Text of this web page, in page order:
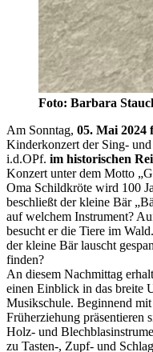
Foto: Barbara
Am Sonntag, 05. Mai 2024
Kinderkonzert der Sing-
i.d.OPf. im historischen
Konzert unter dem Motto
Oma Schildkröte wird 100
beschließt der kleine Bär
auf welchem Instrument?
besucht er die Tiere im
der kleine Bär lauscht
finden?
An diesem Nachmittag
einen Einblick in das breite
Musikschule. Beginnend
Früherziehung präsentieren
Holz- und
zu Tasten-, Zupf- und